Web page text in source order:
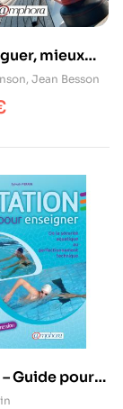
mieux
son voilier
, Jean Besson
Guide pour